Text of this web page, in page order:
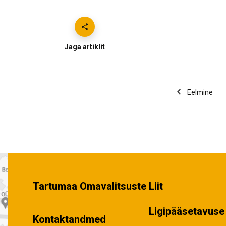
Jaga artiklit
Eelmine
Tartumaa Omavalitsuste Liit
Kontaktandmed